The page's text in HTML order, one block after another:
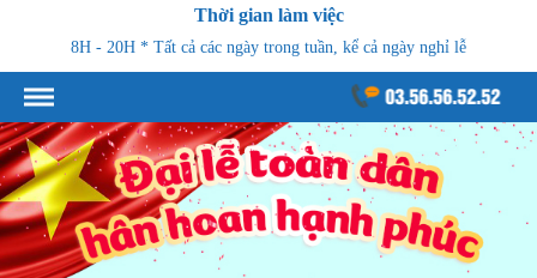
Thời gian làm việc
8H - 20H * Tất cả các ngày trong tuần, kể cả ngày nghỉ lễ
03.56.56.52.52